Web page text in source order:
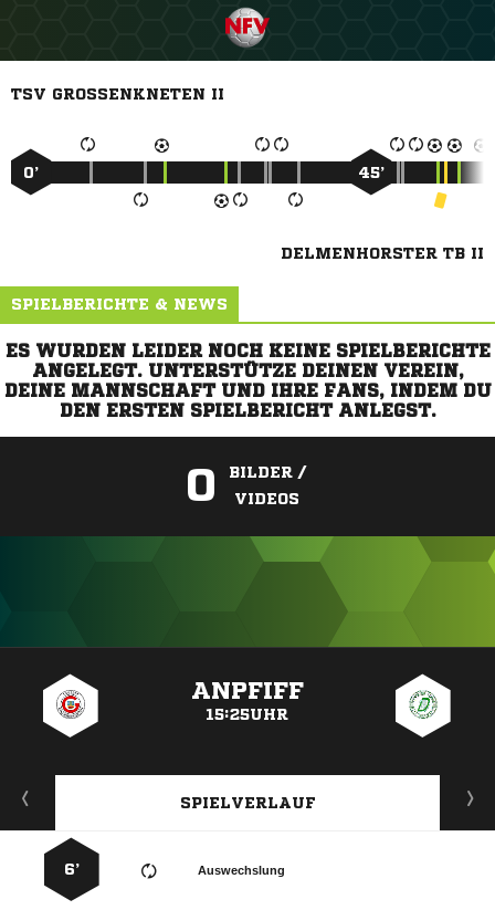
TSV GROSSENKNETEN II
0’ 45’
DELMENHORSTER TB II
SPIELBERICHTE & NEWS
ES WURDEN LEIDER NOCH KEINE SPIELBERICHTE
ANGELEGT. UNTERSTÜTZE DEINEN VEREIN,
DEINE MANNSCHAFT UND IHRE FANS, INDEM DU
DEN ERSTEN SPIELBERICHT ANLEGST.
0
BILDER /
VIDEOS
ANPFIFF
15:25UHR
SPIELVERLAUF
Auswechslung
6’